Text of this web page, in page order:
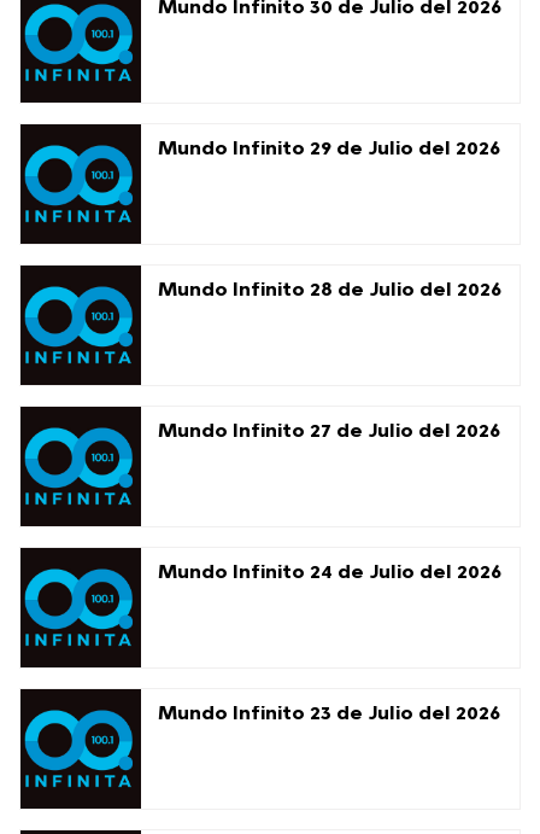
Mundo Infinito 30 de Julio del 2026
Mundo Infinito 29 de Julio del 2026
Mundo Infinito 28 de Julio del 2026
Mundo Infinito 27 de Julio del 2026
Mundo Infinito 24 de Julio del 2026
Mundo Infinito 23 de Julio del 2026